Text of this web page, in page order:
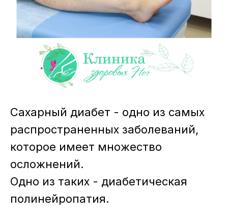
Сахарный диабет - одно из самых
распространенных заболеваний,
которое имеет множество
осложнений.
Одно из таких - диабетическая
полинейропатия.